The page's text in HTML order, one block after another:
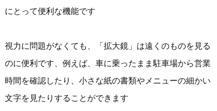
にとって便利な機能です
視力に問題がなくても、「拡大鏡」は遠くのものを見る
のに便利です、例えば、車に乗ったまま駐車場から営業
時間を確認したり、小さな紙の書類やメニューの細かい
文字を見たりすることができます